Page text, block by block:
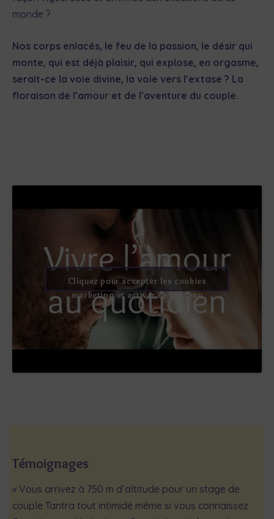
monde ?
Nos corps enlacés, le feu de la passion, le désir qui
monte, qui est déjà plaisir, qui explose, en orgasme,
serait-ce la voie divine, la voie vers l’extase ? La
floraison de l’amour et de l’aventure du couple.
Cliquez pour accepter les cookies
marketing et activer ce contenu
Témoignages
« Vous arrivez à 750 m d’altitude pour un stage de
couple Tantra tout intimidé même si vous connaissez